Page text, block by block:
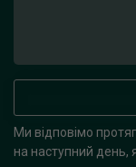
Ми відповімо
на наступний день,